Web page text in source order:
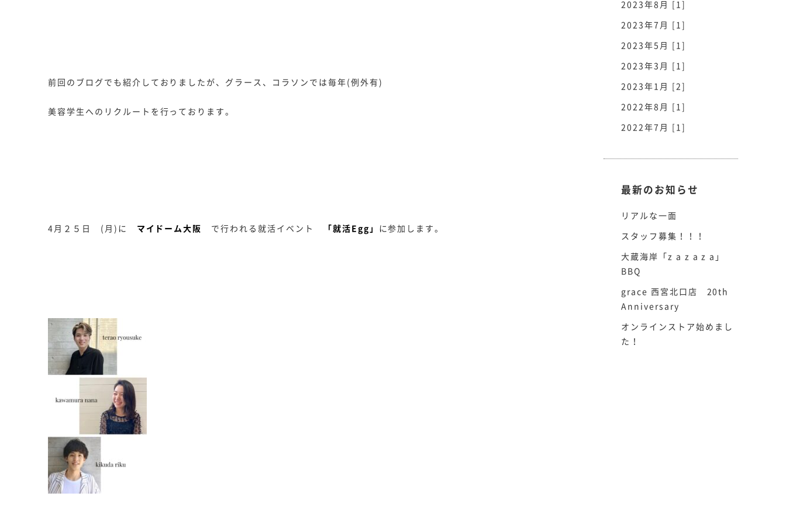
前回のブログでも紹介しておりましたが、グラース、コラソンでは毎年(例外有)
美容学生へのリクルートを行っております。
4月２５日 (月)に マイドーム大阪 で行われる就活イベント 「就活Egg」 に参加します。
2023年8月 [1]
2023年7月 [1]
2023年5月 [1]
2023年3月 [1]
2023年1月 [2]
2022年8月 [1]
2022年7月 [1]
最新のお知らせ
リアルな一面
スタッフ募集！！！
大蔵海岸「z a z a z a」
BBQ
grace 西宮北口店 20th
Anniversary
オンラインストア始めまし
た！